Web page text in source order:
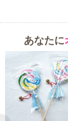
あなたに